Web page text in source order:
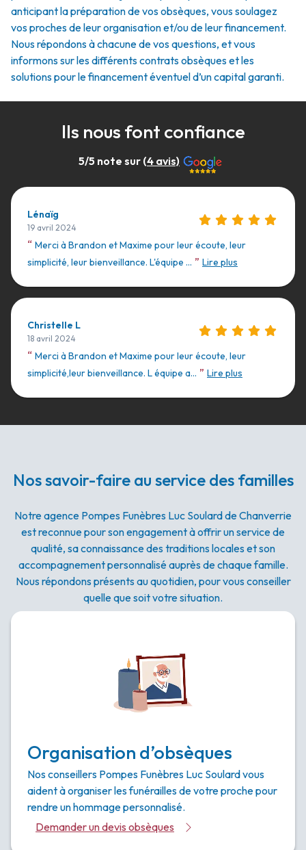
anticipant la préparation de vos obsèques, vous soulagez
vos proches de leur organisation et/ou de leur financement.
Nous répondons à chacune de vos questions, et vous
informons sur les différents contrats obsèques et les
solutions pour le financement éventuel d’un capital garanti.
Ils nous font confiance
5/5 note sur (4 avis)
Lénaïg
19 avril 2024
“ Merci à Brandon et Maxime pour leur écoute, leur
simplicité, leur bienveillance. L'équipe ... ” Lire plus
Christelle L
18 avril 2024
“ Merci à Brandon et Maxime pour leur écoute, leur
simplicité,leur bienveillance. L équipe a... ” Lire plus
Nos savoir-faire au service des familles
Notre agence Pompes Funèbres Luc Soulard de Chanverrie
est reconnue pour son engagement à offrir un service de
qualité, sa connaissance des traditions locales et son
accompagnement personnalisé auprès de chaque famille.
Nous répondons présents au quotidien, pour vous conseiller
quelle que soit votre situation.
Organisation d’obsèques
Nos conseillers Pompes Funèbres Luc Soulard vous
aident à organiser les funérailles de votre proche pour
rendre un hommage personnalisé.
Demander un devis obsèques